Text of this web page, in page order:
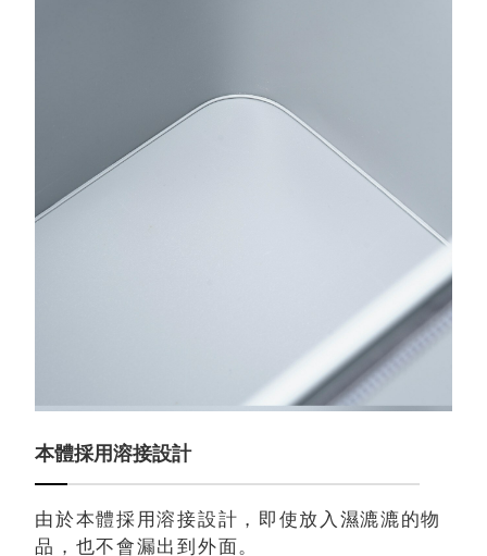
本體採用溶接設計
由於本體採用溶接設計，即使放入濕漉漉的物
品，也不會漏出到外面。